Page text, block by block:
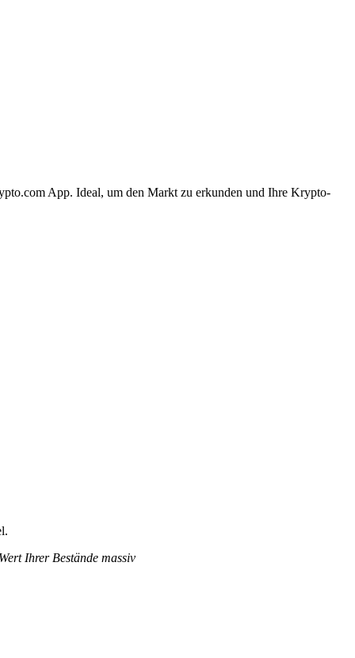
App. Ideal, um den Markt zu erkunden und Ihre Krypto-
Ihrer Bestände massiv